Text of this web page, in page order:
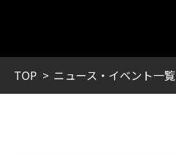
TOP ニュース・イベント一覧